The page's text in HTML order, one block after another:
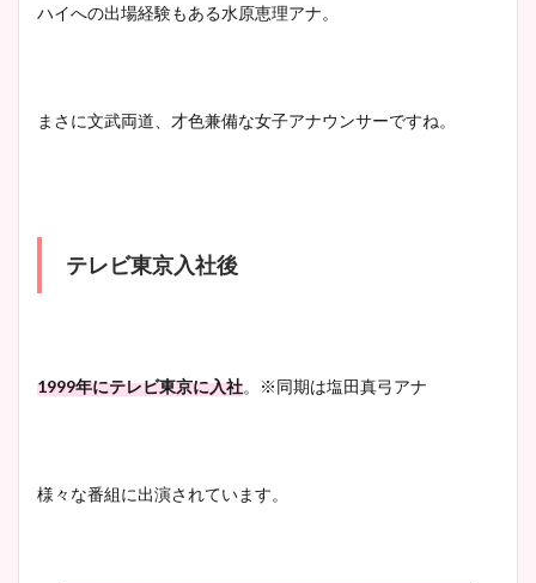
ハイへの出場経験もある水原恵理アナ。
まさに文武両道、才色兼備な女子アナウンサーですね。
テレビ東京入社後
1999年にテレビ東京に入社。※同期は塩田真弓アナ
様々な番組に出演されています。